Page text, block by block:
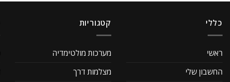
כללי
ראשי
החשבון שלי
קטגוריות
מערכות מולטימדיה
מצלמות דרך